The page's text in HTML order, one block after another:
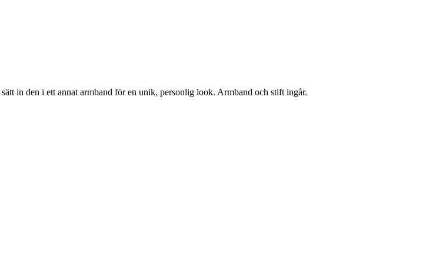
in den i ett annat armband för en unik, personlig look. Armband och stift ingår.